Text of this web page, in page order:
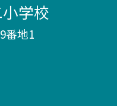
学校
番地1